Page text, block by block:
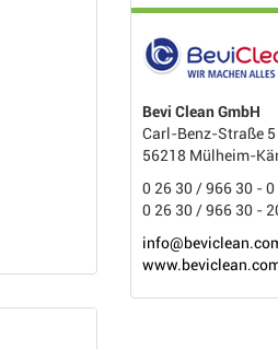
Bevi Clean GmbH
Carl-Benz-Straße 5
56218 Mülheim-
0 26 30 / 966 30 - 0
0 26 30 / 966 30 -